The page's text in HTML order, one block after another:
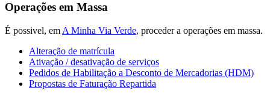
Operações em Massa
É possivel, em A Minha Via Verde, proceder a operações em massa.
Alteração de matrícula
Ativação / desativação de serviços
Pedidos de Habilitação a Desconto de Mercadorias (HDM)
Propostas de Faturação Repartida